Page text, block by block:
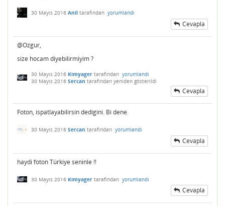
30 Mayıs 2016 Anil tarafından yorumlandı
Cevapla
@Ozgur,
size hocam diyebilirmiyim ?
30 Mayıs 2016 Kimyager tarafından yorumlandı
30 Mayıs 2016 Sercan tarafından yeniden gösterildi
Cevapla
Foton, ispatlayabilirsin dedigini. Bi dene.
30 Mayıs 2016 Sercan tarafından yorumlandı
Cevapla
haydi foton Türkiye seninle !!
30 Mayıs 2016 Kimyager tarafından yorumlandı
Cevapla